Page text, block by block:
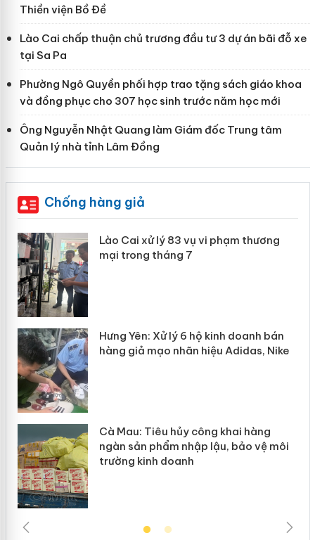
Thiền viện Bồ Đề
Lào Cai chấp thuận chủ trương đầu tư 3 dự án bãi đỗ xe
tại Sa Pa
Phường Ngô Quyền phối hợp trao tặng sách giáo khoa
và đồng phục cho 307 học sinh trước năm học mới
Ông Nguyễn Nhật Quang làm Giám đốc Trung tâm
Quản lý nhà tỉnh Lâm Đồng
Chống hàng giả
Lào Cai xử lý 83 vụ vi phạm thương
mại trong tháng 7
Hưng Yên: Xử lý 6 hộ kinh doanh bán
hàng giả mạo nhãn hiệu Adidas, Nike
Cà Mau: Tiêu hủy công khai hàng
ngàn sản phẩm nhập lậu, bảo vệ môi
trường kinh doanh